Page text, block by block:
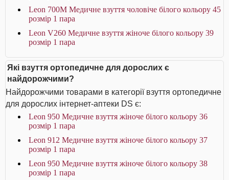
Leon 700M Медичне взуття чоловіче білого кольору 45
розмір 1 пара
Leon V260 Медичне взуття жіноче білого кольору 39
розмір 1 пара
Які взуття ортопедичне для дорослих є
найдорожчими?
Найдорожчими товарами в категорії взуття ортопедичне
для дорослих інтернет-аптеки DS є:
Leon 950 Медичне взуття жіноче білого кольору 36
розмір 1 пара
Leon 912 Медичне взуття жіноче білого кольору 37
розмір 1 пара
Leon 950 Медичне взуття жіноче білого кольору 38
розмір 1 пара